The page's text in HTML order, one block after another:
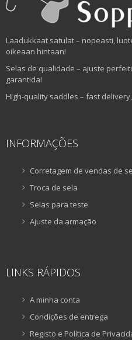
Laadukkaat satulat – nopeasti,
oikeaan hintaan!
Selas de qualidade – ajuste
garantida!
High-quality saddles – fast
INFORMAÇÕES
Corretagem de vendas de
Troca de sela
Selas para teste
Ajuste da armação
LINKS RÁPIDOS
A minha conta
Condições de entrega
Registo e Política de